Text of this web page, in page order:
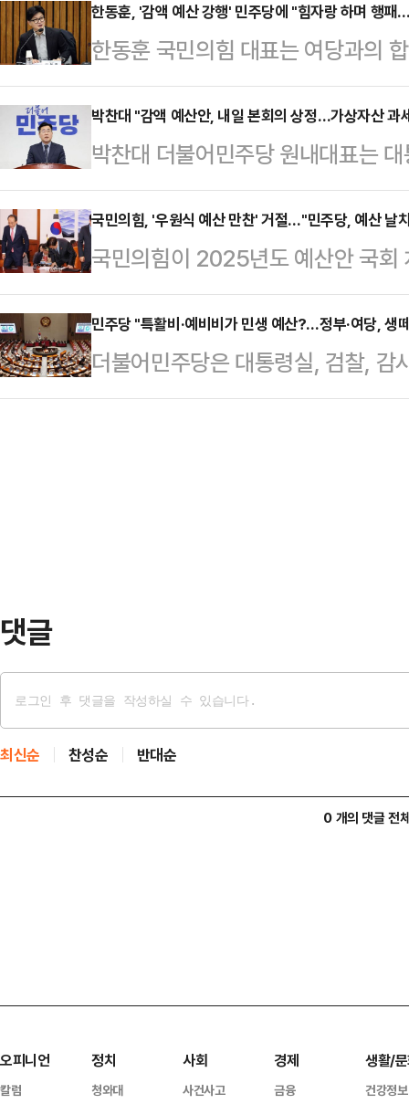
리에 나서줄 것을 촉구한다"고 밝
용산 대통령실 브리핑에서 "야당의
외교 등 문제가 생기고 국민들에게
민주당의 책임임을 밝힌다"며 이같
처음 단독으로 예산결산특별위원
이은 예산 폭주로, …
한동훈, '감액 예산 강행' 민주당에 "힘자랑 하며 행패
한동훈 국민의힘 대표는 여당과의
산안을 강행하겠단 뜻을 밝힌 더불
것을 힘자랑하며 행패 부리듯이 해
하는 것 같다"고 비판했다.한 대표
민주당 원내대표가 정부를 향해 추
이 담긴 기사를 공유하고 "민주당
며 이같이 지적했다.우선 그는 "추
생 위해 추경하자던…
박찬대 "감액 예산안, 내일 본회의 상정…가상자산 과
박찬대 더불어민주당 원내대표는
비 전액 삭감 등 내용이 담긴 2025
것에 대해 "민주당이 예비비와 특활
상화하기 위한 특단의 조치"라며
했다.박찬대 민주당 원내대표는 1
초부자감세를 저지하고 권력기관
실한 예산은 대폭 삭감한다는 대원
밝혔다.앞서 민주당 등 …
국민의힘, '우원식 예산 만찬' 거절…"민주당, 예산 날
국민의힘이 2025년도 예산안 국회
원내대표에게 제안한 만찬 회동을
없이 일방적으로 밀어붙인 감액 예
호 국민의힘 원내대표측은 1일 우
만찬' 참석 여부에 대한 질문에 "가
민주당 "특활비·예비비가 민생 예산?…정부·여당, 생
더불어민주당은 대통령실, 검찰, 감
용의 예산안을 통과시킨데 정부와
댓글
최신순 찬성순 반대순
0 개의 댓글 전
오피니언
칼럼
정치
청와대
사회
사건사고
경제
금융
생활/
건강정보